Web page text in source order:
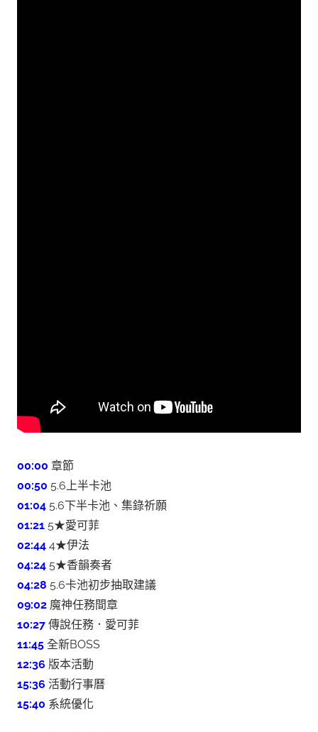
00:00​​ 章節
00:50 5.6上半卡池
01:04 5.6下半卡池、集錄祈願
01:21 5★愛可菲
02:44 4★伊法
04:24 5★香韻奏者
04:28 5.6卡池初步抽取建議
09:02 魔神任務間章
10:27 傳說任務．愛可菲
11:45 全新BOSS
12:36 版本活動
15:36 活動行事曆
15:40 系統優化